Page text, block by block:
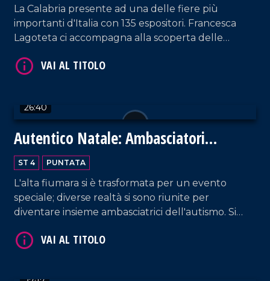
La Calabria presente ad una delle fiere più
importanti d'Italia con 135 espositori. Francesca
Lagoteta ci accompagna alla scoperta delle
primario e secondario del territorio, tra gli ospiti
passato e futuro che ha uno sguardo rivolto verso
il progresso.
26:40
Autentico Natale: Ambasciatori
dell'Autismo
ST 4 PUNTATA
L'alta fiumara si è trasformata per un evento
speciale; diverse realtà si sono riunite per
diventare insieme ambasciatrici dell'autismo. Si
voce ad ogni bisbiglio.